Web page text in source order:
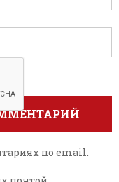
по email.